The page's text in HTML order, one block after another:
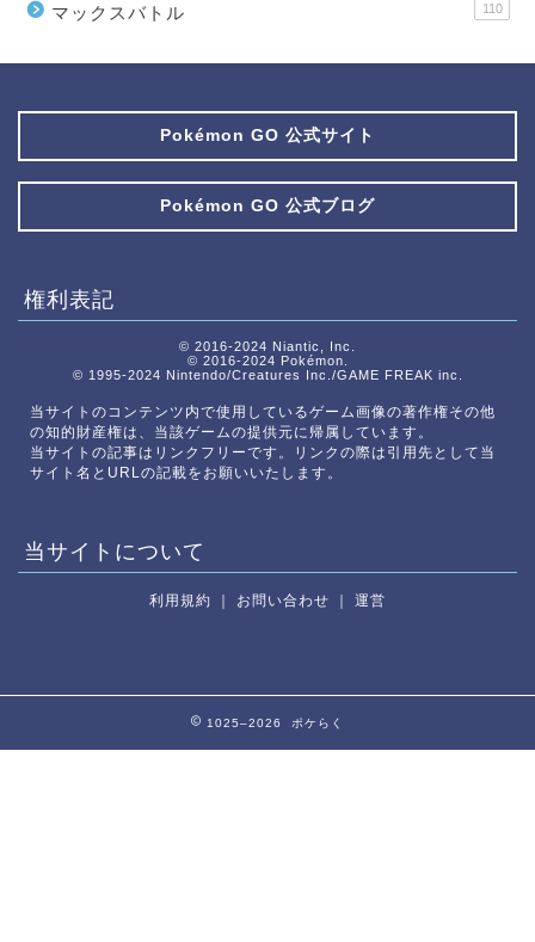
マックスバトル 110
Pokémon GO 公式サイト
Pokémon GO 公式ブログ
権利表記
© 2016-2024 Niantic, Inc.
© 2016-2024 Pokémon.
© 1995-2024 Nintendo/Creatures Inc./GAME FREAK inc.
当サイトのコンテンツ内で使用しているゲーム画像の著作権その他
の知的財産権は、当該ゲームの提供元に帰属しています。
当サイトの記事はリンクフリーです。リンクの際は引用先として当
サイト名とURLの記載をお願いいたします。
当サイトについて
利用規約 お問い合わせ 運営
1025–2026 ポケらく